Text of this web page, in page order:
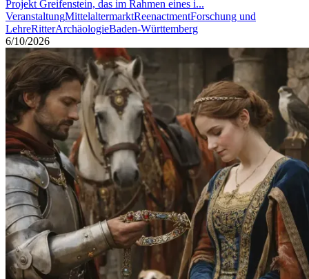
Projekt Greifenstein, das im Rahmen eines i...
VeranstaltungMittelaltermarktReenactmentForschung und
LehreRitterArchäologieBaden-Württemberg
6/10/2026